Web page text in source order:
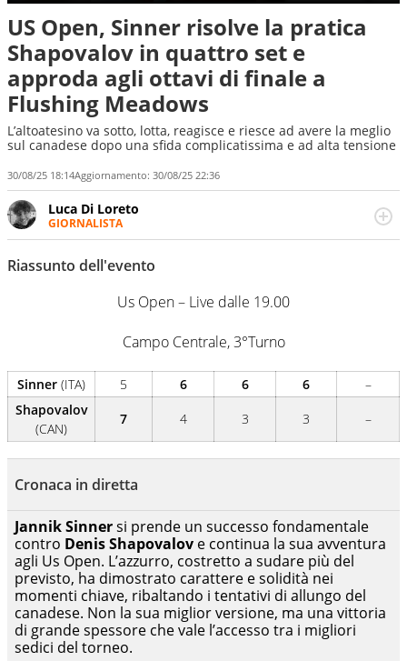
US Open, Sinner risolve la pratica
Shapovalov in quattro set e
approda agli ottavi di finale a
Flushing Meadows
L’altoatesino va sotto, lotta, reagisce e riesce ad avere la meglio
sul canadese dopo una sfida complicatissima e ad alta tensione
30/08/25 18:14Aggiornamento: 30/08/25 22:36
Luca Di Loreto
GIORNALISTA
Giornalista pubblicista, appassionato di sport ma calcio e
tennis restano un capitolo ineguagliabile. Ho capito che il
calcio è una cosa seria quando ho pianto nel giorno in
Federer e Nadal il tennis ha vita ancora lunga quando un
esultava a Sofia per la prima volta in carriera
Riassunto dell'evento
Us Open – Live dalle 19.00
Campo Centrale, 3°Turno
Sinner (ITA) 5 6 6 6
–
Shapovalov
(CAN)
7 4 3 3 –
Cronaca in diretta
Jannik Sinnersi prende un successo fondamentale
contro Denis Shapovalov e continua la sua avventura
agli Us Open. L’azzurro, costretto a sudare più del
previsto, ha dimostrato carattere e solidità nei
momenti chiave, ribaltando i tentativi di allungo del
canadese. Non la sua miglior versione, ma una vittoria
di grande spessore che vale l’accesso tra i migliori
sedici del torneo.